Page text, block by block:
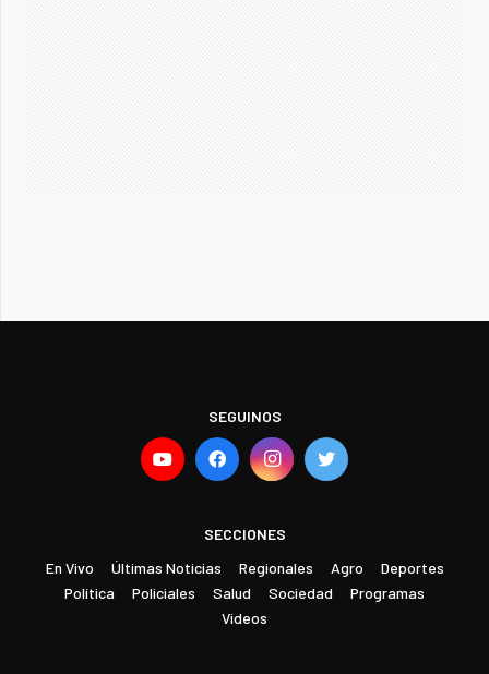
SEGUINOS
SECCIONES
En Vivo
Últimas Noticias Regionales Agro
Deportes
Política
Policiales Salud Sociedad
Programas
Videos